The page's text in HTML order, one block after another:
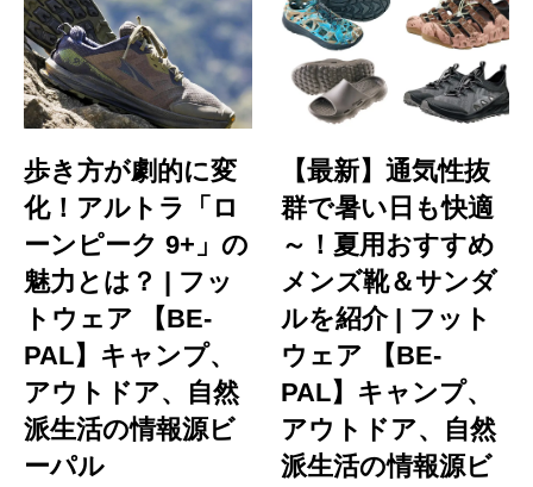
歩き方が劇的に変
化！アルトラ「ロ
ーンピーク 9+」の
魅力とは？ | フッ
トウェア 【BE-
PAL】キャンプ、
アウトドア、自然
派生活の情報源ビ
ーパル
【最新】通気性抜
群で暑い日も快適
～！夏用おすすめ
メンズ靴＆サンダ
ルを紹介 | フット
ウェア 【BE-
PAL】キャンプ、
アウトドア、自然
派生活の情報源ビ